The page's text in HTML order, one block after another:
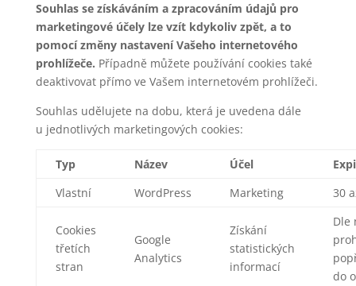
Souhlas se získáváním a zpracováním údajů pro
marketingové účely lze vzít kdykoliv zpět, a to
pomocí změny nastavení Vašeho internetového
prohlížeče. Případně můžete používání cookies také
deaktivovat přímo ve Vašem internetovém prohlížeči.
Souhlas udělujete na dobu, která je uvedena dále
u jednotlivých marketingových cookies:
Typ Název Účel
Vlastní
WordPress Marketing 30
Cookies
třetích
stran
Google
Analytics
Získání
statistických
informací
Dle
do